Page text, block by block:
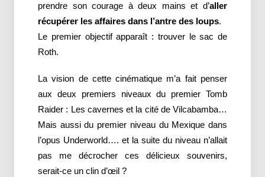
prendre son courage à deux mains et d’aller
récupérer les affaires dans l’antre des loups.
Le premier objectif apparaît : trouver le sac de
Roth.
La vision de cette cinématique m’a fait penser
aux deux premiers niveaux du premier Tomb
Raider : Les cavernes et la cité de Vilcabamba…
Mais aussi du premier niveau du Mexique dans
l’opus Underworld…. et la suite du niveau n’allait
pas me décrocher ces délicieux souvenirs,
serait-ce un clin d’œil ?